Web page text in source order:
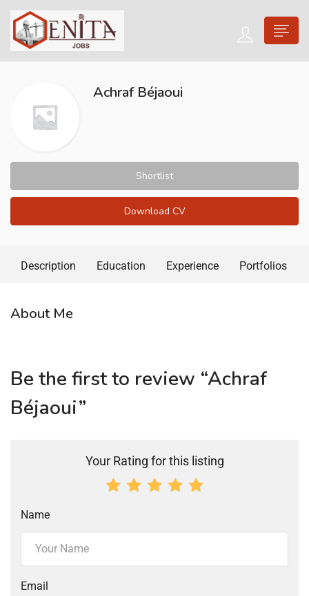
Achraf Béjaoui
Shortlist
Download CV
Description Education Experience Portfolios
About Me
Be the first to review “Achraf
Béjaoui”
Your Rating for this listing
Name
Email